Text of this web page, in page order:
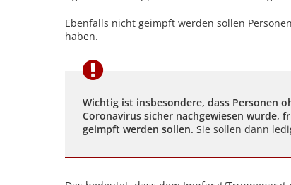
Ebenfalls nicht geimpft werden sollen
haben.
Wichtig ist insbesondere, dass Personen
Coronavirus sicher nachgewiesen wurde,
geimpft werden sollen. Sie sollen dann